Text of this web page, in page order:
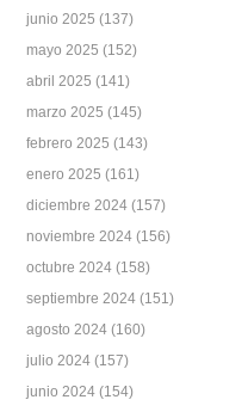
junio 2025 (137)
mayo 2025 (152)
abril 2025 (141)
marzo 2025 (145)
febrero 2025 (143)
enero 2025 (161)
diciembre 2024 (157)
noviembre 2024 (156)
octubre 2024 (158)
septiembre 2024 (151)
agosto 2024 (160)
julio 2024 (157)
junio 2024 (154)